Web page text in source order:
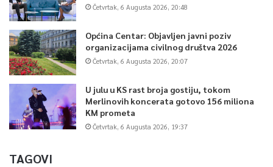
Četvrtak, 6 Augusta 2026, 20:48
Općina Centar: Objavljen javni poziv
organizacijama civilnog društva 2026
Četvrtak, 6 Augusta 2026, 20:07
U julu u KS rast broja gostiju, tokom
Merlinovih koncerata gotovo 156 miliona
KM prometa
Četvrtak, 6 Augusta 2026, 19:37
TAGOVI